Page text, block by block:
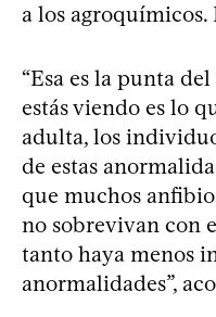
a los
“Esa es la punta
estás viendo es lo
adulta, los
de estas
que muchos
no sobrevivan con
tanto haya menos
anormalidades”,